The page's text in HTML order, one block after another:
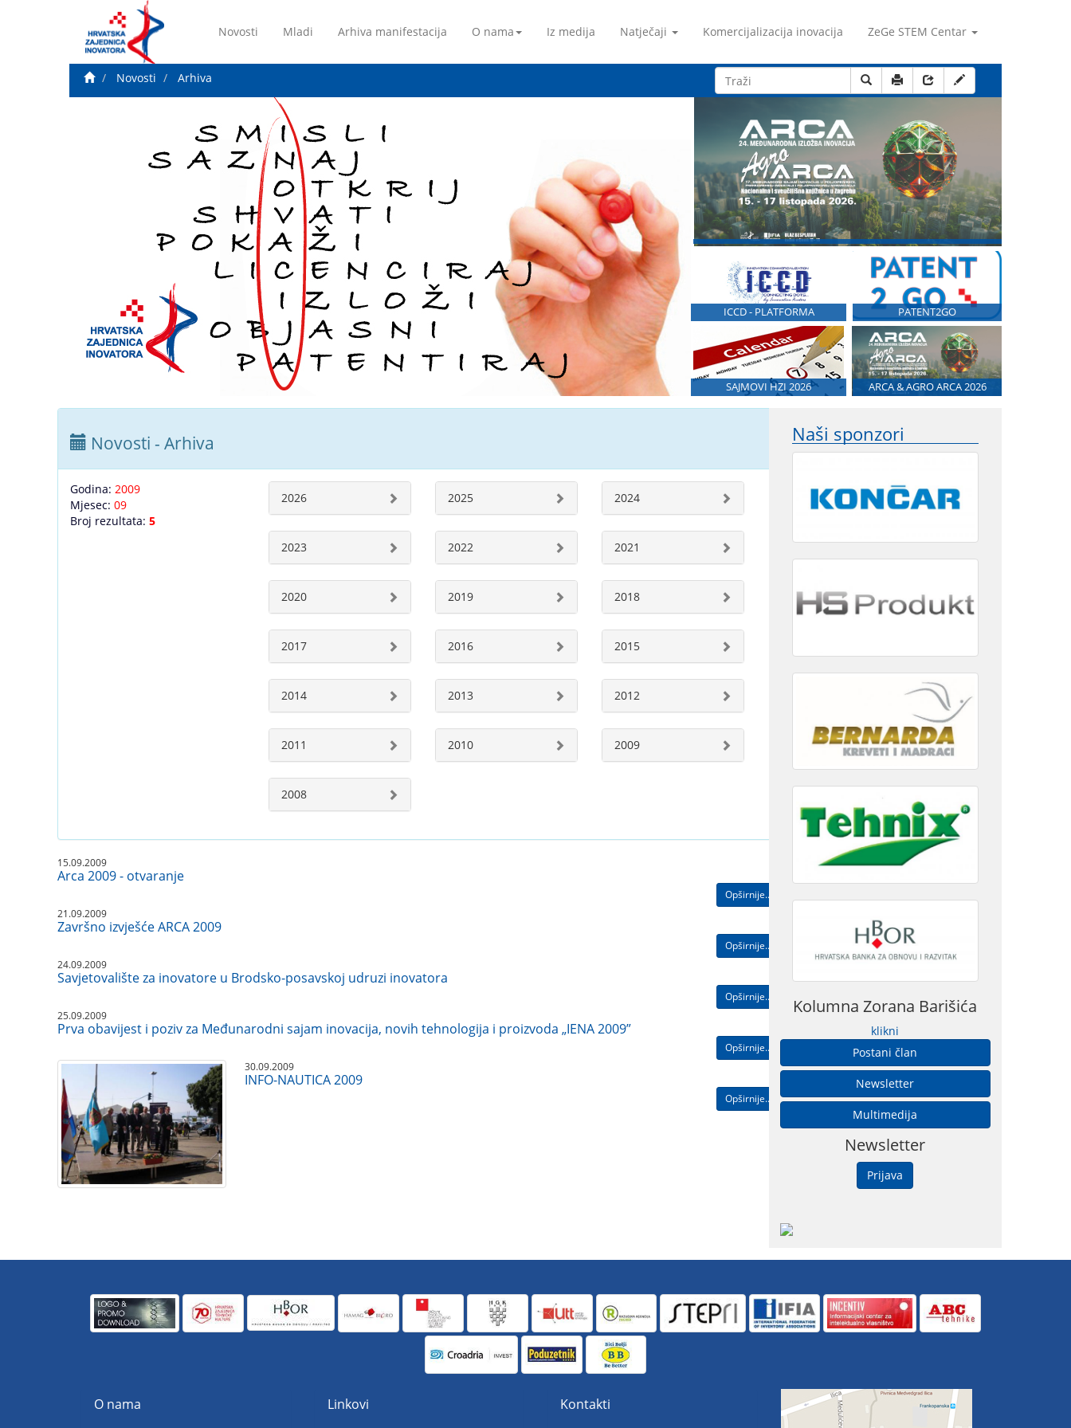
Novosti Mladi Arhiva manifestacija O nama Iz medija Natječaji Komercijalizacija inovacija ZeGe STEM Centar
Novosti Arhiva
ICCD - PLATFORMA PATENT2GO
SAJMOVI HZI 2026 ARCA & AGRO ARCA 2026
Novosti - Arhiva
2026 2025 2024
2023 2022 2021
2020 2019 2018
2017 2016 2015
2014 2013 2012
2011 2010 2009
2008
Godina: 2009
Mjesec: 09
Broj rezultata: 5
15.09.2009
Arca 2009 - otvaranje
Opširnije...
21.09.2009
Završno izvješće ARCA 2009
Opširnije...
24.09.2009
Savjetovalište za inovatore u Brodsko-posavskoj udruzi inovatora
Opširnije...
25.09.2009
Prva obavijest i poziv za Međunarodni sajam inovacija, novih tehnologija i proizvoda „IENA 2009”
Opširnije...
30.09.2009
INFO-NAUTICA 2009
Opširnije...
Naši sponzori
Kolumna Zorana Barišića
klikni
Postani član
Newsletter
Multimedija
Newsletter
Prijava
O nama Linkovi Kontakti